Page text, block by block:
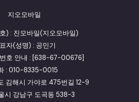
지오모바일
) : 진모바일(지오모바일)
자(성명) : 공민기
호 안내 : [638-67-00676]
: 010-8335-0015
김해시 가야로 475번길 12-9
시 강남구 도곡동 538-3